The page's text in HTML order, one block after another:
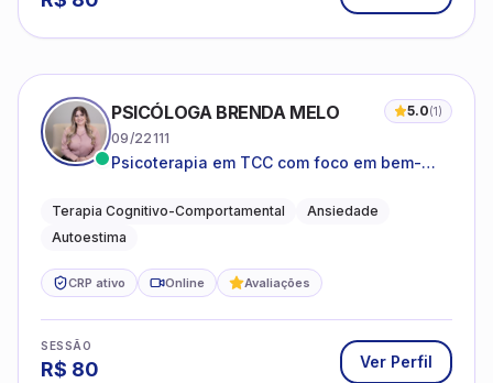
PSICÓLOGA BRENDA MELO 5.0(1)
09/22111
Psicoterapia em TCC com foco em bem-
o cotidiano
Terapia Cognitivo-Comportamental
Ansiedade
Autoestima
CRP ativo Online Avaliações
SESSÃO
R$ 80 Ver Perfil